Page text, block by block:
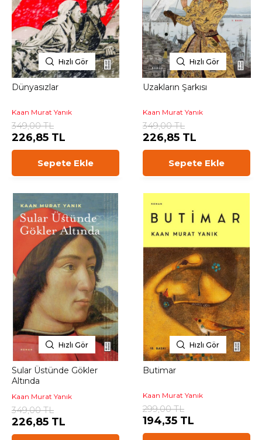
Hızlı Gör
Dünyasızlar
Kaan Murat Yanık
349,00 TL
226,85 TL
Sepete Ekle
Hızlı Gör
Uzakların Şarkısı
Kaan Murat Yanık
349,00 TL
226,85 TL
Sepete Ekle
Hızlı Gör
Sular Üstünde Gökler
Altında
Kaan Murat Yanık
349,00 TL
226,85 TL
Hızlı Gör
Butimar
Kaan Murat Yanık
299,00 TL
194,35 TL